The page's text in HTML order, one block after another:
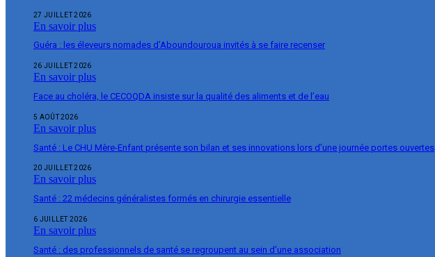
27 JUILLET 2026
En savoir plus
Guéra : les éleveurs nomades d’Aboundouroua invités à se faire recenser
26 JUILLET 2026
En savoir plus
Face au choléra, le CECOQDA insiste sur la qualité des aliments et de l’eau
5 AOÛT 2026
En savoir plus
Santé : Le CHU Mère-Enfant présente son bilan et ses innovations lors d’une journée portes ouvertes
20 JUILLET 2026
En savoir plus
Santé : 22 médecins généralistes formés en chirurgie essentielle
6 JUILLET 2026
En savoir plus
Santé : des professionnels de santé se regroupent au sein d’une association